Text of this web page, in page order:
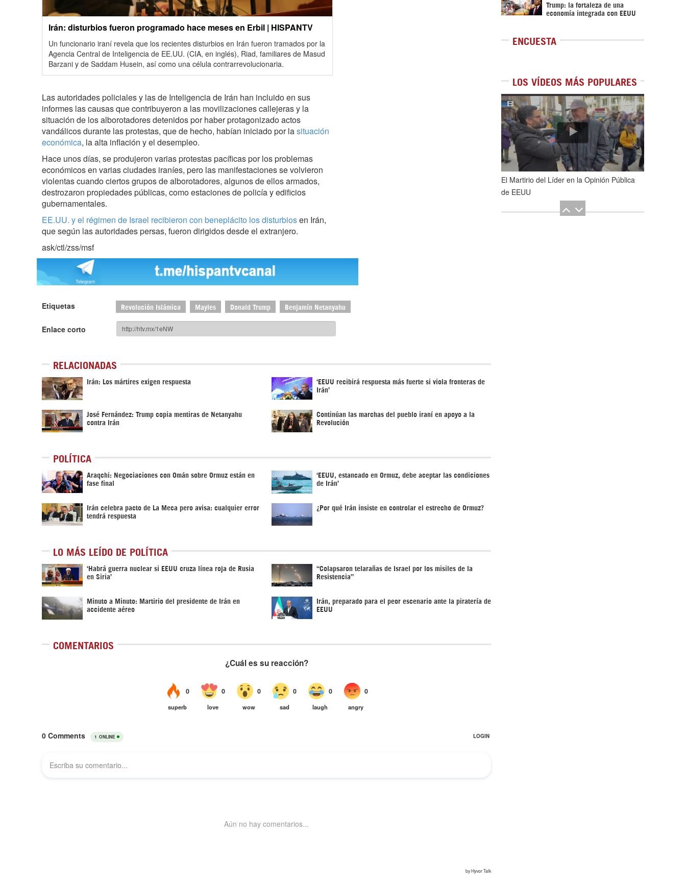
Irán: disturbios fueron programado hace meses en Erbil | HISPANTV
Un funcionario iraní revela que los recientes disturbios en Irán fueron tramados por la
Agencia Central de Inteligencia de EE.UU. (CIA, en inglés), Riad, familiares de Masud
Barzani y de Saddam Husein, así como una célula contrarrevolucionaria.
Las autoridades policiales y las de Inteligencia de Irán han incluido en sus
informes las causas que contribuyeron a las movilizaciones callejeras y la
situación de los alborotadores detenidos por haber protagonizado actos
vandálicos durante las protestas, que de hecho, habían iniciado por lasituación
económica, la alta inflación y el desempleo.
Hace unos días, se produjeron varias protestas pacíficas por los problemas
económicos en varias ciudades iraníes, pero las manifestaciones se volvieron
violentas cuando ciertos grupos de alborotadores, algunos de ellos armados,
destrozaron propiedades públicas, como estaciones de policía y edificios
gubernamentales.
EE.UU. y el régimen de Israel recibieron con beneplácito los disturbiosen Irán,
que según las autoridades persas, fueron dirigidos desde el extranjero.
ask/ctl/zss/msf
Etiquetas Revolución Islámica Mayles Donald Trump Benjamín Netanyahu
Enlace corto
RELACIONADAS
Irán: Los mártires exigen respuesta ‘EEUU recibirá respuesta más fuerte si viola fronteras de
Irán’
José Fernández: Trump copia mentiras de Netanyahu
contra Irán
Continúan las marchas del pueblo iraní en apoyo a la
Revolución
POLÍTICA
Araqchi: Negociaciones con Omán sobre Ormuz están en
fase final
‘EEUU, estancado en Ormuz, debe aceptar las condiciones
de Irán’
Irán celebra pacto de La Meca pero avisa: cualquier error
tendrá respuesta
¿Por qué Irán insiste en controlar el estrecho de Ormuz?
LO MÁS LEÍDO DE POLÍTICA
‎‘Habrá guerra nuclear si EEUU cruza línea roja de Rusia
en Siria’‎
“Colapsaron telarañas de Israel por los misiles de la
Resistencia”
Minuto a Minuto: Martirio del presidente de Irán en
accidente aéreo
Irán, preparado para el peor escenario ante la piratería de
EEUU
COMENTARIOS
Trump: la fortaleza de una
economía integrada con EEUU
ENCUESTA
LOS VÍDEOS MÁS POPULARES
1de5
El Martirio del Líder en la Opinión Pública
de EEUU